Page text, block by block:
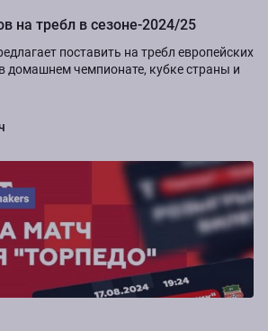
на требл в сезоне-2024/25
поставить на требл европейских
домашнем чемпионате, кубке страны и